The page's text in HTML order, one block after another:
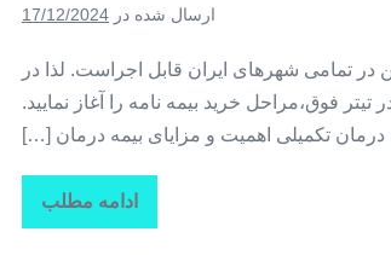
ارسال شده در 17/12/2024
در تمامی شهرهای ایران قابل اجراست. لذا در
فوق،مراحل خرید بیمه نامه را آغاز نمایید.
تکمیلی اهمیت و مزایای بیمه درمان […]
ادامه مطلب
تاراز
بیمه